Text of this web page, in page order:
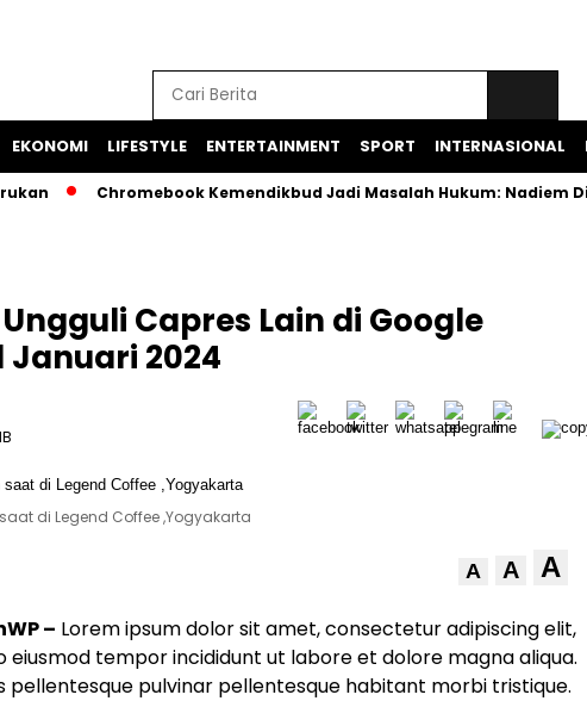
EKONOMI LIFESTYLE ENTERTAINMENT SPORT INTERNASIONAL
Chromebook Kemendikbud Jadi Masalah Hukum: Nadiem
Capres Lain di Google
Januari 2024
di Legend Coffee ,Yogyakarta
A A A
– Lorem ipsum dolor sit amet, consectetur adipiscing elit,
eiusmod tempor incididunt ut labore et dolore magna aliqua.
pellentesque pulvinar pellentesque habitant morbi tristique.